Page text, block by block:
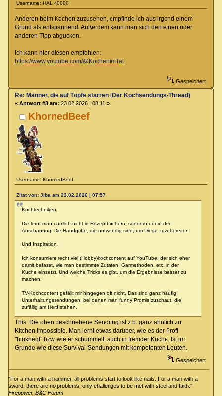
Username: HAL 40000
Anderen beim Kochen zuzusehen, empfinde ich aus irgend einem
Grund als entspannend. Außerdem kann man sich den einen oder
anderen Tipp abgucken.
Ich kann hier diesen empfehlen:
https://www.youtube.com/@KochenimTal
Gespeichert
KhornedBeef
Username: KhornedBeef
Re: Männer, die auf Töpfe starren (Der Kochsendungs-Thread)
« Antwort #3 am: 23.02.2026 | 08:11 »
Zitat von: Jiba am 23.02.2026 | 07:57
Kochtechniken.
Die lernt man nämlich nicht in Rezeptbüchern, sondern nur in der
Anschauung. Die Handgriffe, die notwendig sind, um Dinge zuzubereiten.
Und Inspiration.
Ich konsumiere recht viel (Hobby)kochcontent auf YouTube, der sich eher
damit befasst, wie man bestimmte Zutaten, Garmethoden, etc. in der
Küche einsetzt. Und welche Tricks es gibt, um die Ergebnisse besser zu
machen.
TV-Kochcontent gefällt mir hingegen oft nicht. Das sind ganz häufig
Unterhaltungssendungen, bei denen man funny Promis zuschaut, die
zufällig am Herd stehen.
This. Die oben beschriebene Sendung ist z.b. ganz ähnlich zu
Kitchen Impossible. Man lernt etwas darüber, wie es der Profi
"hinkriegt" bzw. wie er schummelt, auch in fremder Küche. Ist im
Grunde wie diese Survival-Sendungen mit kompetenten Leuten.
Gespeichert
"For a man with a hammer, all problems start to look like nails. For a man with a
sword, there are no problems, only challenges to be met with steel and faith."
Firepower, B&C Forum